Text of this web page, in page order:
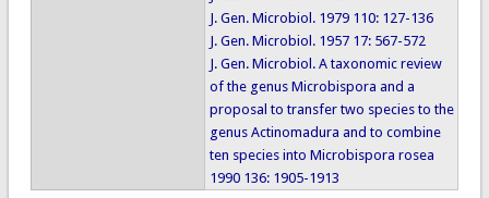
J. Gen. Microbiol. 1979 110: 127-136
J. Gen. Microbiol. 1957 17: 567-572
J. Gen. Microbiol. A taxonomic review
of the genus Microbispora and a
proposal to transfer two species to the
genus Actinomadura and to combine
ten species into Microbispora rosea
1990 136: 1905-1913